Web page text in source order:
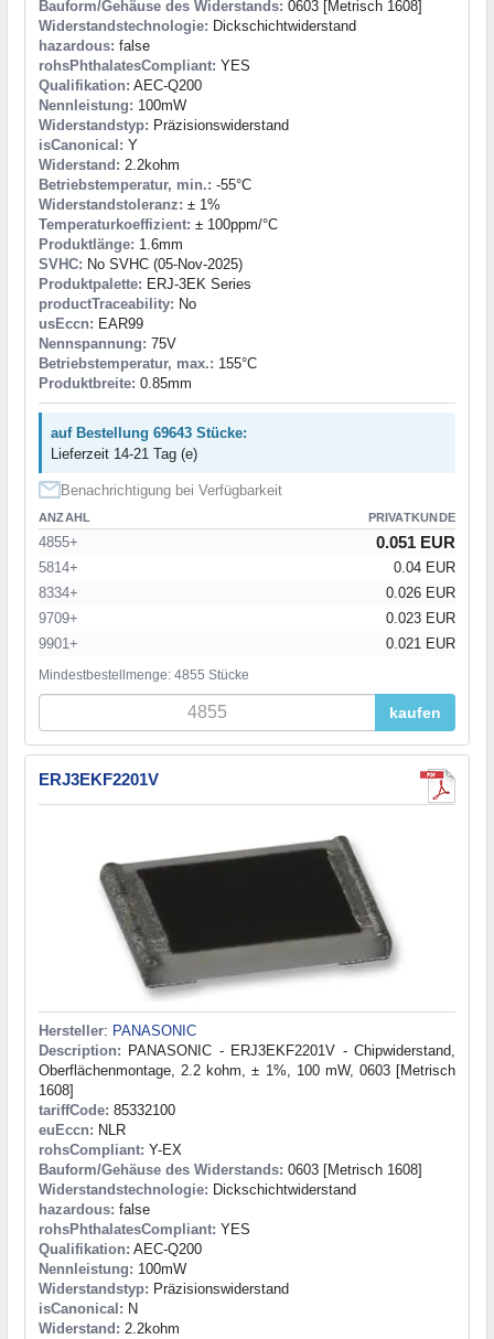
Bauform/Gehäuse des Widerstands: 0603 [Metrisch 1608]
Widerstandstechnologie: Dickschichtwiderstand
hazardous: false
rohsPhthalatesCompliant: YES
Qualifikation: AEC-Q200
Nennleistung: 100mW
Widerstandstyp: Präzisionswiderstand
isCanonical: Y
Widerstand: 2.2kohm
Betriebstemperatur, min.: -55°C
Widerstandstoleranz: ± 1%
Temperaturkoeffizient: ± 100ppm/°C
Produktlänge: 1.6mm
SVHC: No SVHC (05-Nov-2025)
Produktpalette: ERJ-3EK Series
productTraceability: No
usEccn: EAR99
Nennspannung: 75V
Betriebstemperatur, max.: 155°C
Produktbreite: 0.85mm
auf Bestellung 69643 Stücke:
Lieferzeit 14-21 Tag (e)
Benachrichtigung bei Verfügbarkeit
ANZAHL PRIVATKUNDE
4855+ 0.051 EUR
5814+
0.04 EUR
8334+
0.026 EUR
9709+
0.023 EUR
9901+
0.021 EUR
Mindestbestellmenge: 4855 Stücke
kaufen
ERJ3EKF2201V
Hersteller: PANASONIC
Description: PANASONIC - ERJ3EKF2201V - Chipwiderstand,
Oberflächenmontage, 2.2 kohm, ± 1%, 100 mW, 0603 [Metrisch
1608]
tariffCode: 85332100
euEccn: NLR
rohsCompliant: Y-EX
Bauform/Gehäuse des Widerstands: 0603 [Metrisch 1608]
Widerstandstechnologie: Dickschichtwiderstand
hazardous: false
rohsPhthalatesCompliant: YES
Qualifikation: AEC-Q200
Nennleistung: 100mW
Widerstandstyp: Präzisionswiderstand
isCanonical: N
Widerstand: 2.2kohm